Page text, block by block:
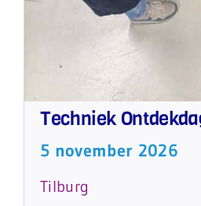
Techniek
5 november 2026
Tilburg